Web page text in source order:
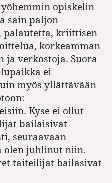
opiskelin
sain paljon
palautetta, kriittisen
korkeamman
ja verkostoja. Suora
ei
myös yllättävään
Kyse ei ollut
bailaisivat
seuraavaan
olen juhlinut niin.
taiteilijat bailasivat